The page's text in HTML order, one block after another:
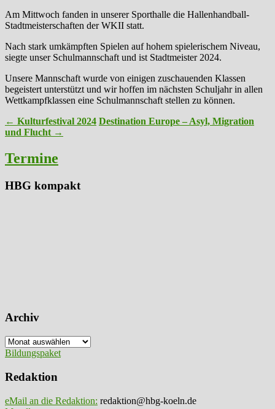
Am Mittwoch fanden in unserer Sporthalle die Hallenhandball-
Stadtmeisterschaften der WKII statt.
Nach stark umkämpften Spielen auf hohem spielerischem Niveau,
siegte unser Schulmannschaft und ist Stadtmeister 2024.
Unsere Mannschaft wurde von einigen zuschauenden Klassen
begeistert unterstützt und wir hoffen im nächsten Schuljahr in allen
Wettkampfklassen eine Schulmannschaft stellen zu können.
Post
navigation
← Kulturfestival 2024 Destination Europe – Asyl, Migration
und Flucht →
Termine
HBG kompakt
Archiv
Archiv
Bildungspaket
Redaktion
eMail an die Redaktion: redaktion@hbg-koeln.de